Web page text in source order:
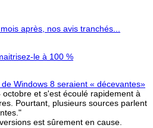
après, nos avis tranchés...
le à 100 %
Windows 8 seraient « décevantes»
et s'est écoulé rapidement à
Pourtant, plusieurs sources parlent
est sûrement en cause.